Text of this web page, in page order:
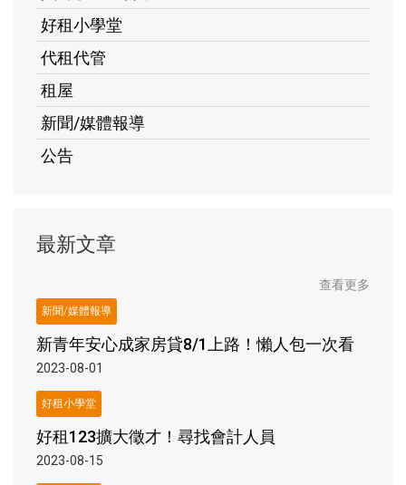
好租小學堂
代租代管
租屋
新聞/媒體報導
公告
最新文章
查看更多
新聞/媒體報導
新青年安心成家房貸8/1上路！懶人包一次看
2023-08-01
好租小學堂
好租123擴大徵才！尋找會計人員
2023-08-15